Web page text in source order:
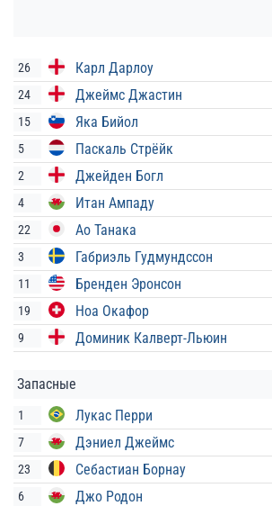
26 Карл Дарлоу
24 Джеймс Джастин
15 Яка Бийол
5 Паскаль Стрёйк
2 Джейден Богл
4 Итан Ампаду
22 Ао Танака
3 Габриэль Гудмундссон
11 Бренден Эронсон
19 Ноа Окафор
9 Доминик Калверт-Льюин
Запасные
1 Лукас Перри
7 Дэниел Джеймс
23 Себастиан Борнау
6 Джо Родон